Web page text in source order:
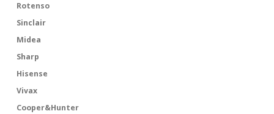
Rotenso
Sinclair
Midea
Sharp
Hisense
Vivax
Cooper&Hunter